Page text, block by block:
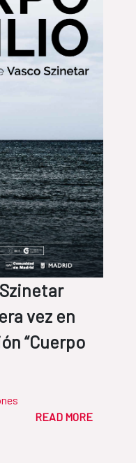
vez en
“Cuerpo
READ MORE